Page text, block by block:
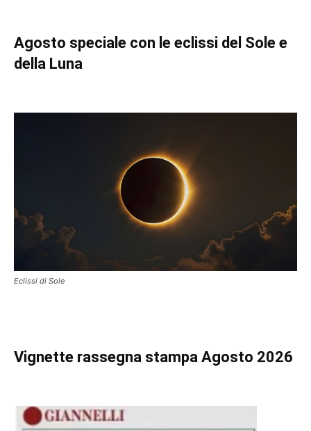
Agosto speciale con le eclissi del Sole e
della Luna
Eclissi di Sole
Vignette rassegna stampa Agosto 2026